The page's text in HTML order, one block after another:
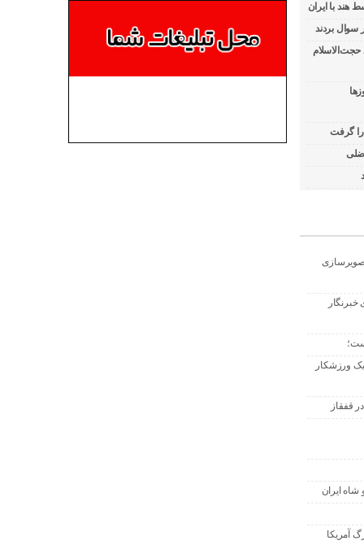
هند با ایران
حجت‌الاسلام
را گرفت
یک ورزشکار
قفقاز
ایران
آمریکا